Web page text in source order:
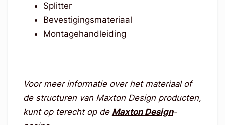
Splitter
Bevestigingsmateriaal
Montagehandleiding
Voor meer informatie over het materiaal of
de structuren van Maxton Design producten,
kunt op terecht op de Maxton Design-